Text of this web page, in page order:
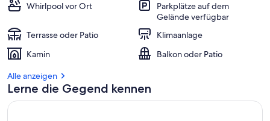
Whirlpool vor Ort
Parkplätze auf dem
Gelände verfügbar
Terrasse oder Patio
Klimaanlage
Kamin
Balkon oder Patio
Alle anzeigen
Lerne die Gegend kennen